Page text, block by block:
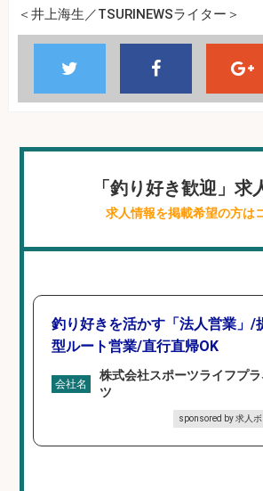
＜井上海生／TSURINEWSライター＞
「釣り好き歓迎」求
求人情報を掲載希望の方は
釣り好きを活かす「法人営業」/
型ルート営業/直行直帰OK
会社名
株式会社スポーツライフプ
ツ
sponsored by 求人ボ